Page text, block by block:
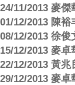
24/11/2013 麥
01/12/2013 陳
08/12/2013 徐
15/12/2013 麥
22/12/2013 黃
29/12/2013 麥